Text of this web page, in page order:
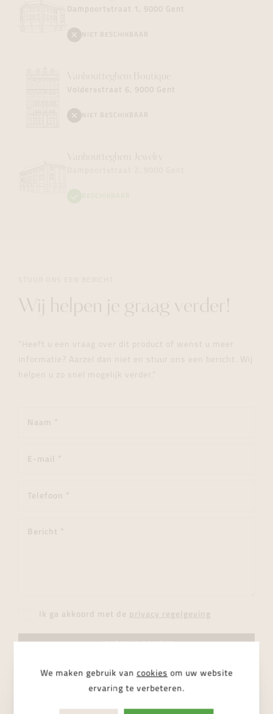
Dampoortstraat 1, 9000 Gent
NIET BESCHIKBAAR
Vanhoutteghem Boutique
Voldersstraat 6, 9000 Gent
NIET BESCHIKBAAR
Vanhoutteghem Jewelry
Wij helpen je graag verder!
"Heeft u een vraag over dit product of wenst u meer
informatie? Aarzel dan niet en stuur ons een bericht. Wij
helpen u zo snel mogelijk verder."
Ik ga akkoord met de privacy regelgeving
VERSTUUR BERICHT
We maken gebruik van cookies om uw website
ervaring te verbeteren.